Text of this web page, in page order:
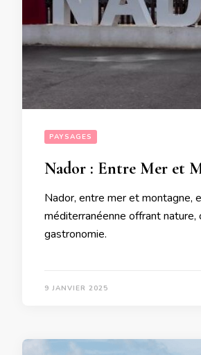
PAYSAGES
Nador : Entre Mer et
Nador, entre mer et montagne,
méditerranéenne offrant nature,
gastronomie.
9 JANVIER 2025